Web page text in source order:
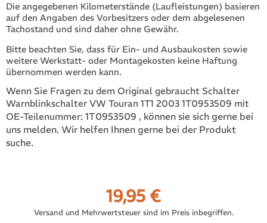
Die angegebenen Kilometerstände (Laufleistungen) basieren
auf den Angaben des Vorbesitzers oder dem abgelesenen
Tachostand und sind daher ohne Gewähr.
Bitte beachten Sie, dass für Ein- und Ausbaukosten sowie
weitere Werkstatt- oder Montagekosten keine Haftung
übernommen werden kann.
Wenn Sie Fragen zu dem Original gebraucht Schalter
Warnblinkschalter VW Touran 1T1 2003 1T0953509 mit
OE-Teilenummer: 1T0953509 , können sie sich gerne bei
uns melden. Wir helfen Ihnen gerne bei der Produkt
suche.
19,95 €
Versand und Mehrwertsteuer sind im Preis inbegriffen.